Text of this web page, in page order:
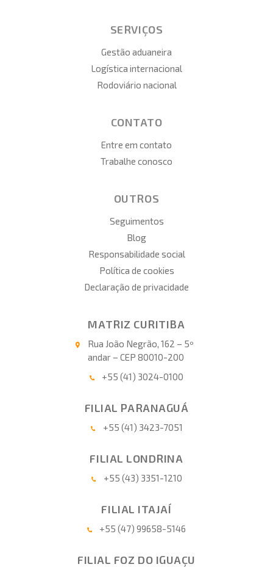
SERVIÇOS
Gestão aduaneira
Logística internacional
Rodoviário nacional
CONTATO
Entre em contato
Trabalhe conosco
OUTROS
Seguimentos
Blog
Responsabilidade social
Política de cookies
Declaração de privacidade
MATRIZ CURITIBA
Rua João Negrão, 162 – 5º
andar – CEP 80010-200
+55 (41) 3024-0100
FILIAL PARANAGUÁ
+55 (41) 3423-7051
FILIAL LONDRINA
+55 (43) 3351-1210
FILIAL ITAJAÍ
+55 (47) 99658-5146
FILIAL FOZ DO IGUAÇU